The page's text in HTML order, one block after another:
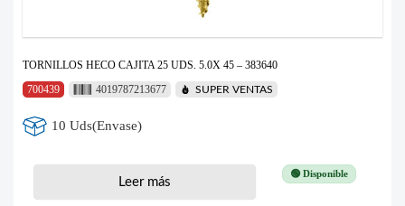
TORNILLOS HECO CAJITA 25 UDS. 5.0X 45 – 383640
700439
4019787213677 SUPER VENTAS
10 Uds(Envase)
🟢 Disponible
Leer más